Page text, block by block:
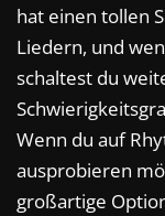
hat einen tollen
Liedern, und
schaltest du
Wenn du auf
ausprobieren
großartige